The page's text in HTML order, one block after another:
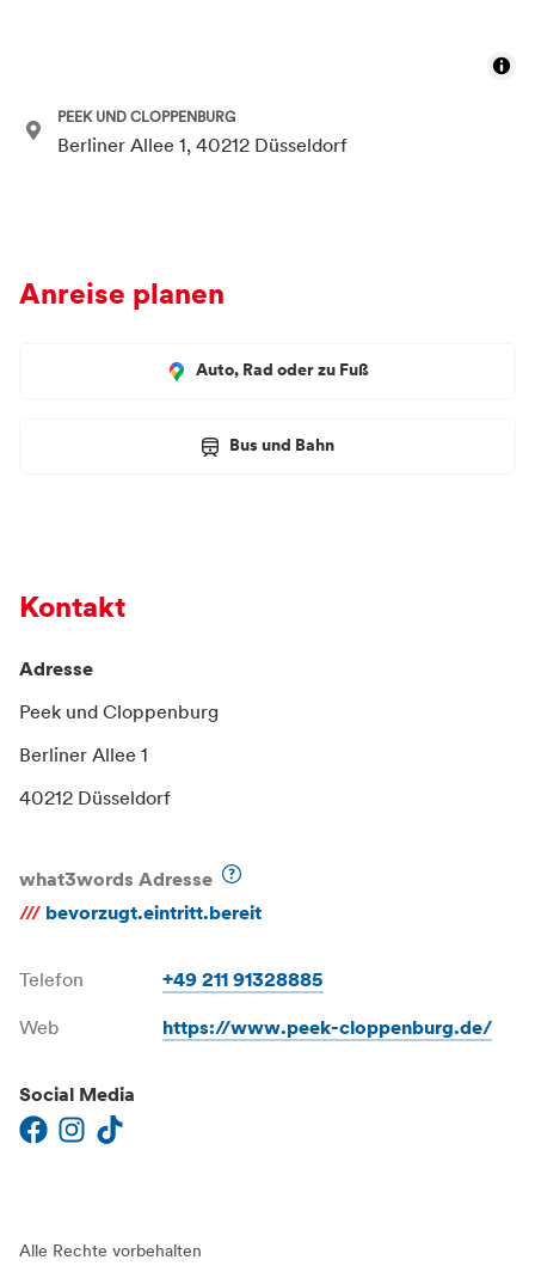
PEEK UND CLOPPENBURG
Berliner Allee 1, 40212 Düsseldorf
Anreise planen
Auto, Rad oder zu Fuß
Bus und Bahn
Kontakt
Adresse
Peek und Cloppenburg
Berliner Allee 1
40212 Düsseldorf
what3words Adresse
/// bevorzugt.eintritt.bereit
Telefon +49 211 91328885
Web https://www.peek-cloppenburg.de/
Social Media
Alle Rechte vorbehalten